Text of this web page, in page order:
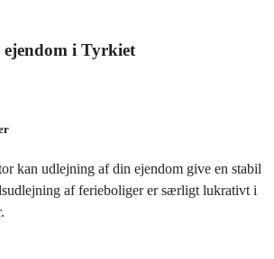
ejendom i Tyrkiet
kan udlejning af din ejendom give en stabil
af ferieboliger er særligt lukrativt i